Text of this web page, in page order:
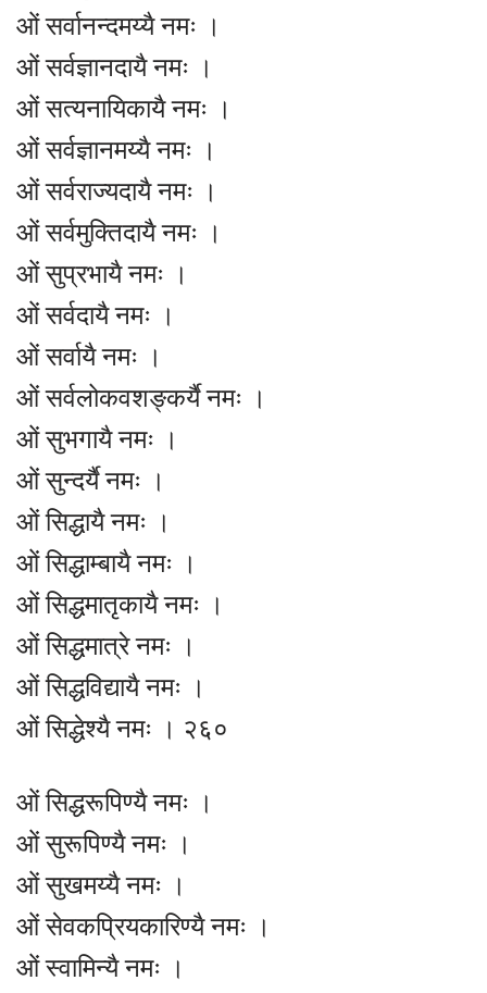
ओं सर्वानन्दमय्यै नमः ।
ओं सर्वज्ञानदायै नमः ।
ओं सत्यनायिकायै नमः ।
ओं सर्वज्ञानमय्यै नमः ।
ओं सर्वराज्यदायै नमः ।
ओं सर्वमुक्तिदायै नमः ।
ओं सुप्रभायै नमः ।
ओं सर्वदायै नमः ।
ओं सर्वायै नमः ।
ओं सर्वलोकवशङ्कर्यै नमः ।
ओं सुभगायै नमः ।
ओं सुन्दर्यै नमः ।
ओं सिद्धायै नमः ।
ओं सिद्धाम्बायै नमः ।
ओं सिद्धमातृकायै नमः ।
ओं सिद्धमात्रे नमः ।
ओं सिद्धविद्यायै नमः ।
ओं सिद्धेश्यै नमः । २६०
ओं सिद्धरूपिण्यै नमः ।
ओं सुरूपिण्यै नमः ।
ओं सुखमय्यै नमः ।
ओं सेवकप्रियकारिण्यै नमः ।
ओं स्वामिन्यै नमः ।